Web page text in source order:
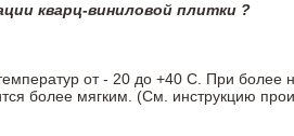
кварц-виниловой плитки ?
от - 20 до +40 С. При более
более мягким. (См. инструкцию